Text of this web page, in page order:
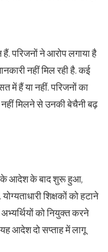
हैं. परिजनों ने आरोप लगाया है
नहीं मिल रही है. कई
में हैं या नहीं. परिजनों का
मिलने से उनकी बेचैनी बढ़
के आदेश के बाद शुरू हुआ,
शिक्षकों को हटाने
को नियुक्त करने
यह आदेश दो सप्ताह में लागू